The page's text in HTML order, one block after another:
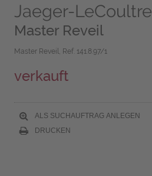
Jaeger-LeCoultre
Master Reveil
Master Reveil, Ref. 141.8.97/1
verkauft
ALS SUCHAUFTRAG ANLEGEN
DRUCKEN